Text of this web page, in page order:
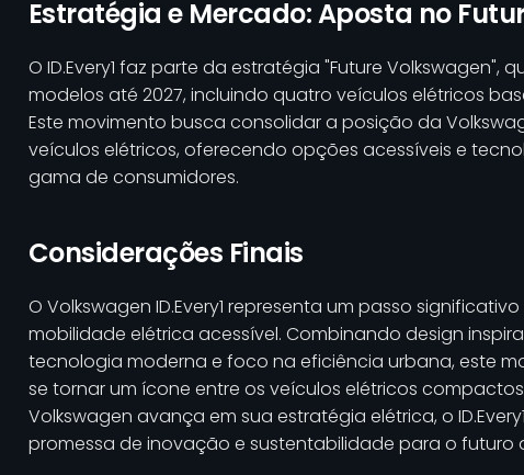
Estratégia e Mercado: Aposta no
O ID.Every1 faz parte da estratégia "Future Volkswagen",
modelos até 2027, incluindo quatro veículos elétricos
Este movimento busca consolidar a posição da
veículos elétricos, oferecendo opções acessíveis e
gama de consumidores.
Considerações Finais
O Volkswagen ID.Every1 representa um passo
mobilidade elétrica acessível. Combinando design
tecnologia moderna e foco na eficiência urbana, este
se tornar um ícone entre os veículos elétricos
Volkswagen avança em sua estratégia elétrica, o
promessa de inovação e sustentabilidade para o futuro